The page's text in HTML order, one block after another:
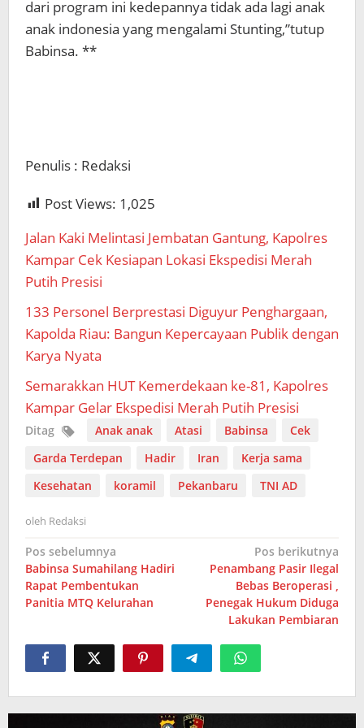
dari program ini kedepannya tidak ada lagi anak
anak indonesia yang mengalami Stunting,”tutup
Babinsa. **
Penulis : Redaksi
Post Views: 1,025
Jalan Kaki Melintasi Jembatan Gantung, Kapolres
Kampar Cek Kesiapan Lokasi Ekspedisi Merah
Putih Presisi
133 Personel Berprestasi Diguyur Penghargaan,
Kapolda Riau: Bangun Kepercayaan Publik dengan
Karya Nyata
Semarakkan HUT Kemerdekaan ke-81, Kapolres
Kampar Gelar Ekspedisi Merah Putih Presisi
Ditag Anak anak Atasi Babinsa
Cek
Garda Terdepan
Hadir Iran
Kerja sama
Kesehatan
koramil Pekanbaru TNI AD
oleh Redaksi
Navigasi
pos
Pos sebelumnya
Babinsa Sumahilang Hadiri
Rapat Pembentukan
Panitia MTQ Kelurahan
Pos berikutnya
Penambang Pasir Ilegal
Bebas Beroperasi ,
Penegak Hukum Diduga
Lakukan Pembiaran